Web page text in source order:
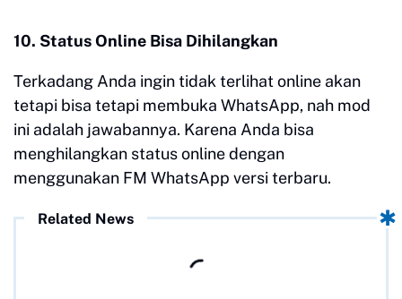
10. Status Online Bisa Dihilangkan
Terkadang Anda ingin tidak terlihat online akan
tetapi bisa tetapi membuka WhatsApp, nah mod
ini adalah jawabannya. Karena Anda bisa
menghilangkan status online dengan
menggunakan FM WhatsApp versi terbaru.
Related News